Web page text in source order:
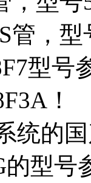
管，
型
！
统的
的型号